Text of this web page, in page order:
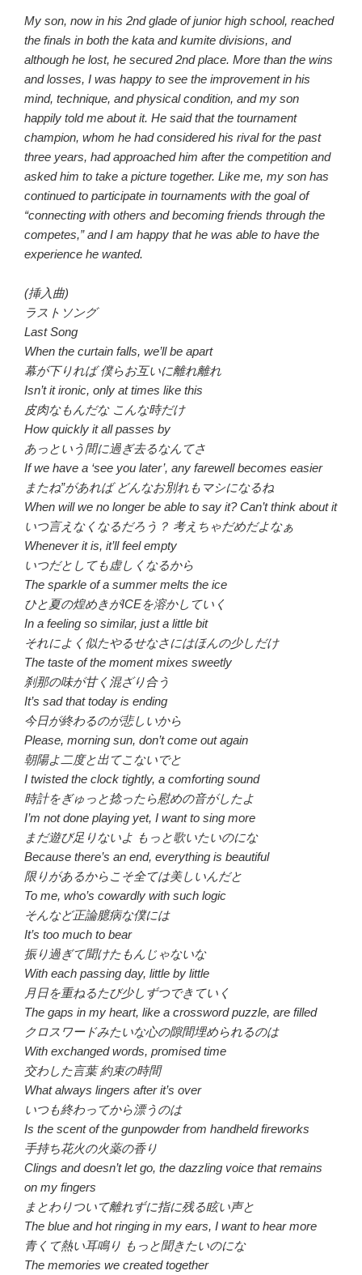
My son, now in his 2nd glade of junior high school, reached
the finals in both the kata and kumite divisions, and
although he lost, he secured 2nd place. More than the wins
and losses, I was happy to see the improvement in his
mind, technique, and physical condition, and my son
happily told me about it. He said that the tournament
champion, whom he had considered his rival for the past
three years, had approached him after the competition and
asked him to take a picture together. Like me, my son has
continued to participate in tournaments with the goal of
“connecting with others and becoming friends through the
competes,” and I am happy that he was able to have the
experience he wanted.
(挿入曲)
ラストソング
Last Song
When the curtain falls, we’ll be apart
幕が下りれば 僕らお互いに離れ離れ
Isn’t it ironic, only at times like this
皮肉なもんだな こんな時だけ
How quickly it all passes by
あっという間に過ぎ去るなんてさ
If we have a ‘see you later’, any farewell becomes easier
またね”があれば どんなお別れもマシになるね
When will we no longer be able to say it? Can’t think about it
いつ言えなくなるだろう？ 考えちゃだめだよなぁ
Whenever it is, it’ll feel empty
いつだとしても虚しくなるから
The sparkle of a summer melts the ice
ひと夏の煌めきがICEを溶かしていく
In a feeling so similar, just a little bit
それによく似たやるせなさにはほんの少しだけ
The taste of the moment mixes sweetly
刹那の味が甘く混ざり合う
It’s sad that today is ending
今日が終わるのが悲しいから
Please, morning sun, don’t come out again
朝陽よ二度と出てこないでと
I twisted the clock tightly, a comforting sound
時計をぎゅっと捻ったら慰めの音がしたよ
I’m not done playing yet, I want to sing more
まだ遊び足りないよ もっと歌いたいのにな
Because there’s an end, everything is beautiful
限りがあるからこそ全ては美しいんだと
To me, who’s cowardly with such logic
そんなど正論臆病な僕には
It’s too much to bear
振り過ぎて聞けたもんじゃないな
With each passing day, little by little
月日を重ねるたび少しずつできていく
The gaps in my heart, like a crossword puzzle, are filled
クロスワードみたいな心の隙間埋められるのは
With exchanged words, promised time
交わした言葉 約束の時間
What always lingers after it’s over
いつも終わってから漂うのは
Is the scent of the gunpowder from handheld fireworks
手持ち花火の火薬の香り
Clings and doesn’t let go, the dazzling voice that remains
on my fingers
まとわりついて離れずに指に残る眩い声と
The blue and hot ringing in my ears, I want to hear more
青くて熱い耳鳴り もっと聞きたいのにな
The memories we created together